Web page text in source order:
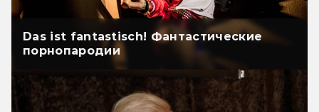
Das ist fantastisch! Фантастические
порнопародии